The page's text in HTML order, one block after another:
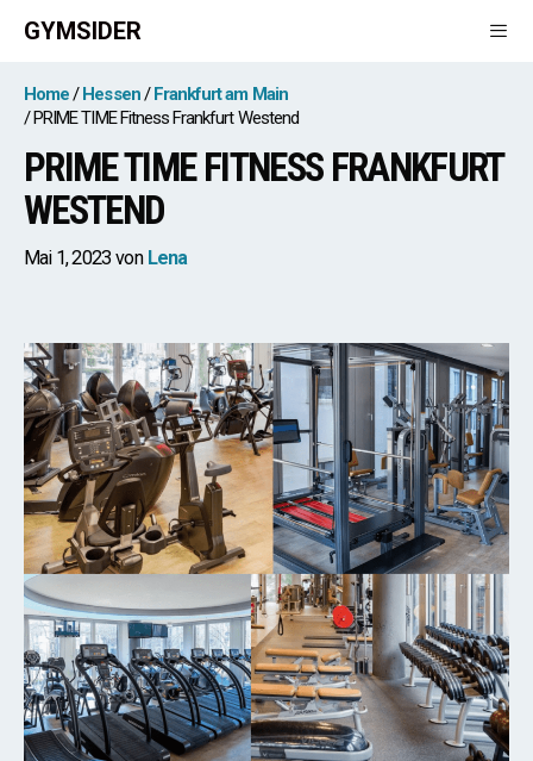
Zum
Inhalt
springen
GYMSIDER
Home Hessen
Frankfurt am Main
PRIME TIME Fitness Frankfurt Westend
PRIME TIME FITNESS FRANKFURT
WESTEND
Mai 1, 2023 von Lena